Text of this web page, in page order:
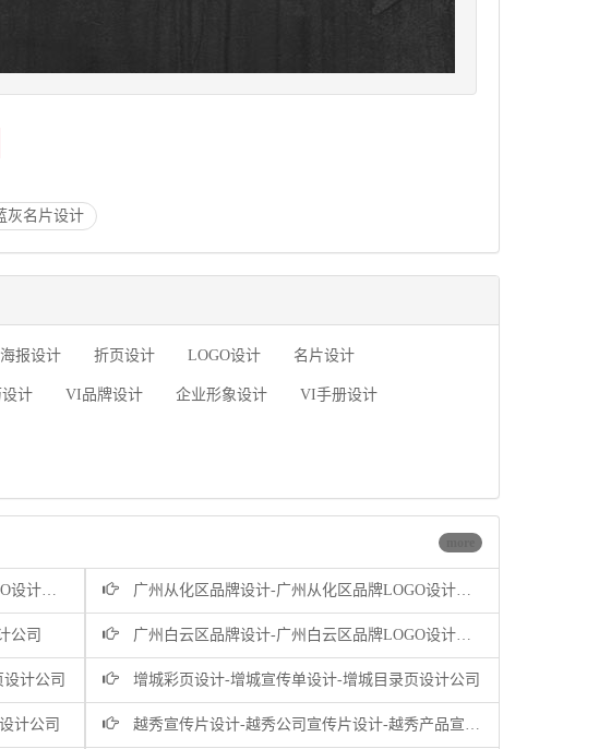
灰名片设计
海报设计 折页设计 LOGO设计 名片设计
计 VI品牌设计 企业形象设计 VI手册设计
公司 广州从化区品牌设计-广州从化区品牌LOGO设计公司
公司 广州白云区品牌设计-广州白云区品牌LOGO设计公司
计公司 增城彩页设计-增城宣传单设计-增城目录页设计公司
计公司 越秀宣传片设计-越秀公司宣传片设计-越秀产品宣传片设计公司